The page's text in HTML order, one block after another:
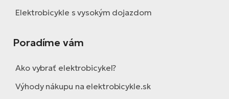
Elektrobicykle s vysokým dojazdom
Poradíme vám
Ako vybrať elektrobicykel?
Výhody nákupu na elektrobicykle.sk